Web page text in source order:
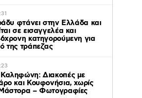
φτάνει στην Ελλάδα και
σε εισαγγελέα και
κατηγορούμενη για
της τράπεζας
Διακοπές με
και Κουφονήσια, χωρίς
– Φωτογραφίες